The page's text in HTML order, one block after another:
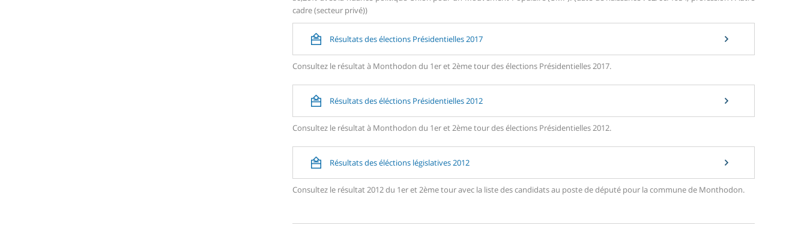
cadre (secteur privé))
Résultats des élections Présidentielles 2017
Consultez le résultat à Monthodon du 1er et 2ème tour des élections Présidentielles 2017.
Résultats des éléctions Présidentielles 2012
Consultez le résultat à Monthodon du 1er et 2ème tour des élections Présidentielles 2012.
Résultats des éléctions législatives 2012
Consultez le résultat 2012 du 1er et 2ème tour avec la liste des candidats au poste de député pour la commune de Monthodon.